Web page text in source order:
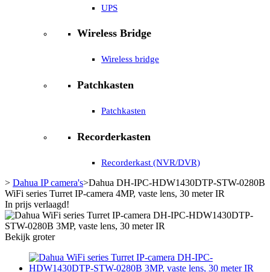
UPS
Wireless Bridge
Wireless bridge
Patchkasten
Patchkasten
Recorderkasten
Recorderkast (NVR/DVR)
> Dahua IP camera's>Dahua DH-IPC-HDW1430DTP-STW-0280B
WiFi series Turret IP-camera 4MP, vaste lens, 30 meter IR
In prijs verlaagd!
Bekijk groter